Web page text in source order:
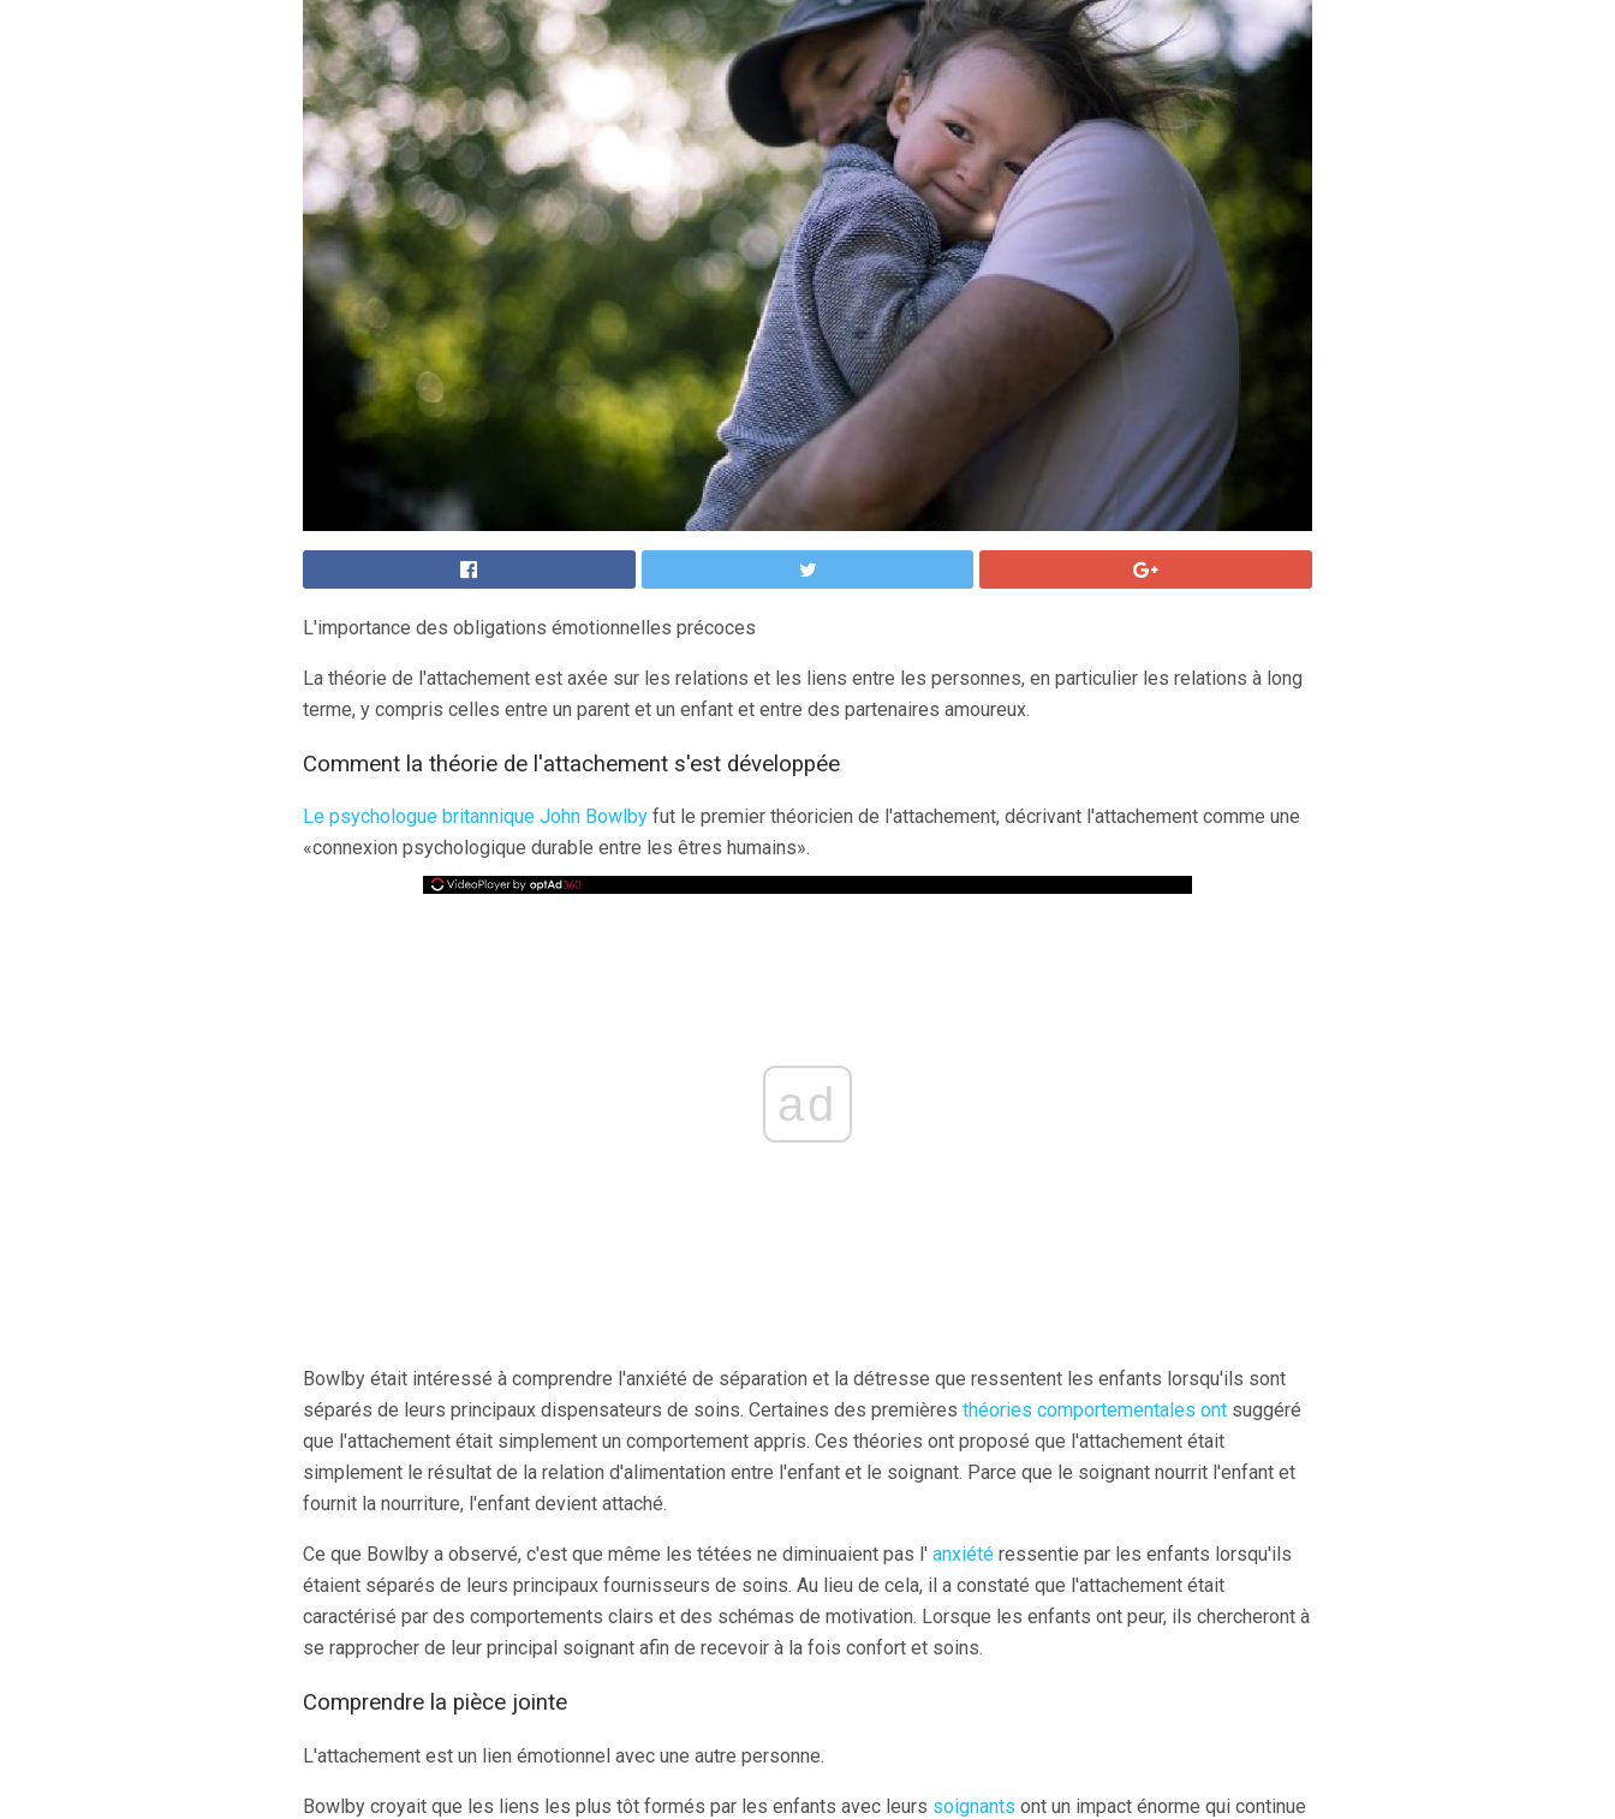
L'importance des obligations émotionnelles précoces
La théorie de l'attachement est axée sur les relations et les liens entre les personnes, en particulier les relations à long
terme, y compris celles entre un parent et un enfant et entre des partenaires amoureux.
Comment la théorie de l'attachement s'est développée
Le psychologue britannique John Bowlby fut le premier théoricien de l'attachement, décrivant l'attachement comme une
«connexion psychologique durable entre les êtres humains».
ad
Bowlby était intéressé à comprendre l'anxiété de séparation et la détresse que ressentent les enfants lorsqu'ils sont
séparés de leurs principaux dispensateurs de soins. Certaines des premières théories comportementales ont suggéré
que l'attachement était simplement un comportement appris. Ces théories ont proposé que l'attachement était
simplement le résultat de la relation d'alimentation entre l'enfant et le soignant. Parce que le soignant nourrit l'enfant et
fournit la nourriture, l'enfant devient attaché.
Ce que Bowlby a observé, c'est que même les tétées ne diminuaient pas l' anxiété ressentie par les enfants lorsqu'ils
étaient séparés de leurs principaux fournisseurs de soins. Au lieu de cela, il a constaté que l'attachement était
caractérisé par des comportements clairs et des schémas de motivation. Lorsque les enfants ont peur, ils chercheront à
se rapprocher de leur principal soignant afin de recevoir à la fois confort et soins.
Comprendre la pièce jointe
L'attachement est un lien émotionnel avec une autre personne.
Bowlby croyait que les liens les plus tôt formés par les enfants avec leurs soignants ont un impact énorme qui continue